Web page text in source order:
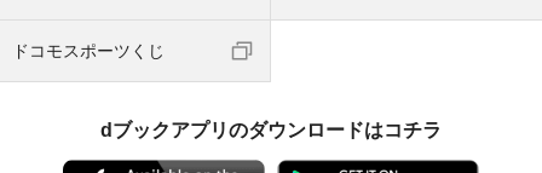
ドコモスポーツくじ
dブックアプリのダウンロードはコチラ